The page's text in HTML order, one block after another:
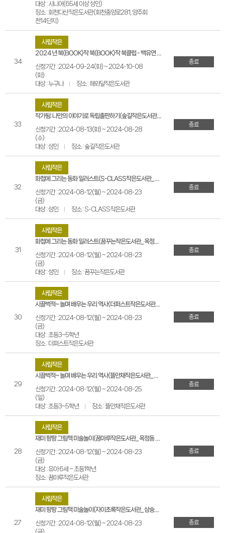
대상 : 시니어(65세 이상 성인)
장소 : 회천다산작은도서관(회천중앙로281, 양주회
천14단지)
34
사립작은
2024년 북(BOOK)작 북(BOOK)작 북클럽 - 백유연 작가와의 만남
신청기간 : 2024-09-24(화) ~ 2024-10-08
(화)
대상 : 누구나
장소 : 해와달작은도서관
종료
33
사립작은
작가됨: 나만의 이야기로 독립출판하기(숲길작은도서관_옥정동 계룡더파크포레)
신청기간 : 2024-08-13(화) ~ 2024-08-28
(수)
대상 : 성인
장소 : 숲길작은도서관
종료
32
사립작은
화첩에 그리는 동화 일러스트(S-CLASS작은도서관_옥정동 중흥S클래센텀시티3블록)
신청기간 : 2024-08-12(월) ~ 2024-08-23
(금)
대상 : 성인
장소 : S-CLASS작은도서관
종료
31
사립작은
화첩에 그리는 동화 일러스트(꿈꾸는작은도서관_옥정동 이편한2차 에듀써밋)
신청기간 : 2024-08-12(월) ~ 2024-08-23
(금)
대상 : 성인
장소 : 꿈꾸는작은도서관
종료
30
사립작은
시끌벅적~ 놀며 배우는 우리 역사(더퍼스트작은도서관_옥정동 이편한3차 더퍼스트)
신청기간 : 2024-08-12(월) ~ 2024-08-23
(금)
대상 : 초등3~5학년
장소 : 더퍼스트작은도서관
종료
29
사립작은
시끌벅적~ 놀며 배우는 우리 역사(뜰안채작은도서관_옥정동 천년나무16단지)
신청기간 : 2024-08-12(월) ~ 2024-08-25
(일)
대상 : 초등3~5학년
장소 : 뜰안채작은도서관
종료
28
사립작은
재미 팡팡 그림책 미술놀이(꿈마루작은도서관_옥정동 이편한4차 메트로포레)
신청기간 : 2024-08-12(월) ~ 2024-08-23
(금)
대상 : 유아 6세 ~ 초등1학년
장소 : 꿈마루작은도서관
종료
27
사립작은
재미 팡팡 그림책 미술놀이(자이초록작은도서관_삼숭동 자이7단지)
신청기간 : 2024-08-12(월) ~ 2024-08-23
종료